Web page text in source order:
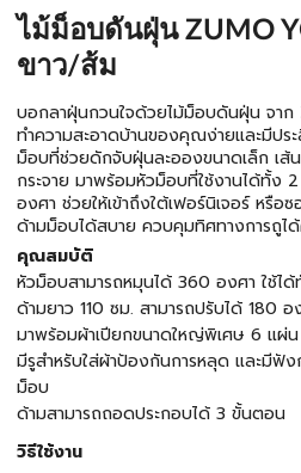
ไม้ม็อบดันฝุ่น ZUMO
ขาว/ส้ม
บอกลาฝุ่นกวนใจด้วยไม้ม็อบดันฝุ่น จาก
ทำความสะอาดบ้านของคุณง่ายและมีปร
ม็อบที่ช่วยดักจับฝุ่นละอองขนาดเล็ก เ
กระจาย มาพร้อมหัวม็อบที่ใช้งานได้ทั้ง
องศา ช่วยให้เข้าถึงใต้เฟอร์นิเจอร์ หรื
ด้ามม็อบได้สบาย ควบคุมทิศทางการถูไ
คุณสมบัติ
หัวม็อบสามารถหมุนได้ 360 องศา ใช้ไ
ด้ามยาว 110 ซม. สามารถปรับได้ 180 อ
มาพร้อมผ้าเปียกขนาดใหญ่พิเศษ 6 แผ่น
มีรูสำหรับใส่ผ้าป้องกันการหลุด และมีฟั
ม็อบ
ด้ามสามารถถอดประกอบได้ 3 ขั้นตอน
วิธีใช้งาน